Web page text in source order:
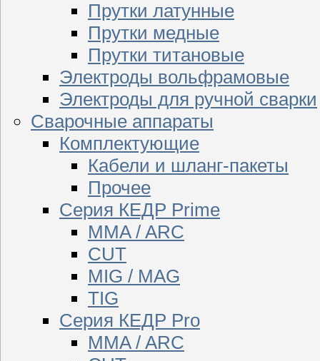
Прутки латунные
Прутки медные
Прутки титановые
Электроды вольфрамовые
Электроды для ручной сварки
Сварочные аппараты
Комплектующие
Кабели и шланг-пакеты
Прочее
Серия КЕДР Prime
MMA / ARC
CUT
MIG / MAG
TIG
Серия КЕДР Pro
MMA / ARC